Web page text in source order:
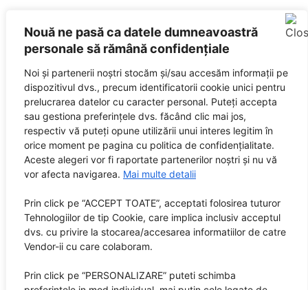
Nouă ne pasă ca datele dumneavoastră
personale să rămână confidențiale
Noi și partenerii noștri stocăm și/sau accesăm informații pe
dispozitivul dvs., precum identificatorii cookie unici pentru
prelucrarea datelor cu caracter personal. Puteți accepta
sau gestiona preferințele dvs. făcând clic mai jos,
respectiv vă puteți opune utilizării unui interes legitim în
orice moment pe pagina cu politica de confidențialitate.
Aceste alegeri vor fi raportate partenerilor noștri și nu vă
vor afecta navigarea. Mai multe detalii
Prin click pe “ACCEPT TOATE”, acceptati folosirea tuturor
Tehnologiilor de tip Cookie, care implica inclusiv acceptul
dvs. cu privire la stocarea/accesarea informatiilor de catre
Vendor-ii cu care colaboram.
Prin click pe “PERSONALIZARE” puteti schimba